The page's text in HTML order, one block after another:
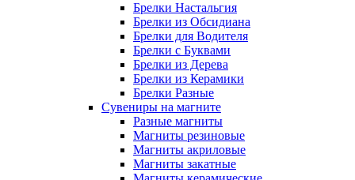
Брелки Настальгия
Брелки из Обсидиана
Брелки для Водителя
Брелки с Буквами
Брелки из Дерева
Брелки из Керамики
Брелки Разные
Сувениры на магните
Разные магниты
Магниты резиновые
Магниты акриловые
Магниты закатные